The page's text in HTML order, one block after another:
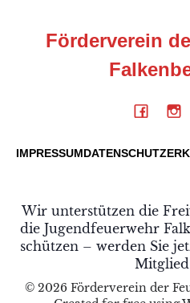
Förderverein
IMPRESSUM
Wir unterstützen die
die Jugendfeuerwehr
schützen – werden Sie
© 2026 Förderverein der